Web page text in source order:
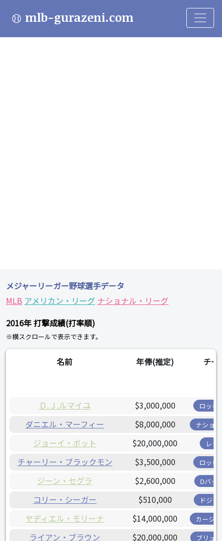
mlb-gurazeni.com
メジャーリーガー野球選手データ
MLB アメリカン・リーグ ナショナル・リーグ
2016年 打撃成績(打率順)
※横スクロールで表示できます。
名前 年俸(推定) チー
Ｄ.Ｊ.ルマイユ $3,000,000 ロッキ
ダニエル・マーフィー $8,000,000 ナショ
ジョーイ・ボット $20,000,000 レッ
チャーリー・ブラックモン $3,500,000 ロッキ
ジーン・セグラ $2,600,000 Dバッ
コリー・シーガー $510,000 ドジャ
ヤディエル・モリーナ $14,000,000 カージ
ライアン・ブラウン $20,000,000 ブリュ